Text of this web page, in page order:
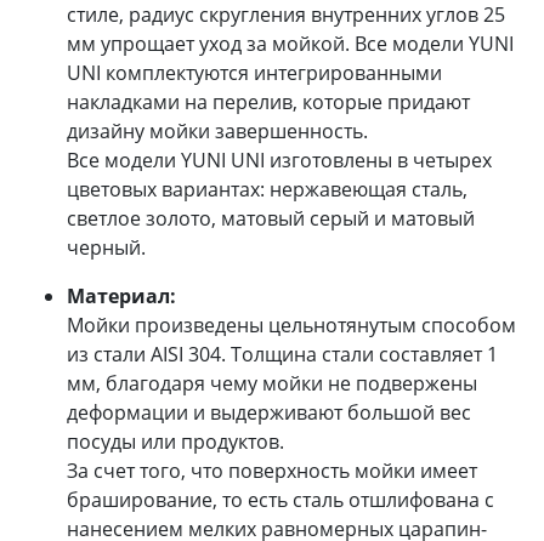
стиле, радиус скругления внутренних углов 25
мм упрощает уход за мойкой. Все модели YUNI
UNI комплектуются интегрированными
накладками на перелив, которые придают
дизайну мойки завершенность.
Все модели YUNI UNI изготовлены в четырех
цветовых вариантах: нержавеющая сталь,
светлое золото, матовый серый и матовый
черный.
Материал:
Мойки произведены цельнотянутым способом
из стали AISI 304. Толщина стали составляет 1
мм, благодаря чему мойки не подвержены
деформации и выдерживают большой вес
посуды или продуктов.
За счет того, что поверхность мойки имеет
браширование, то есть сталь отшлифована с
нанесением мелких равномерных царапин-